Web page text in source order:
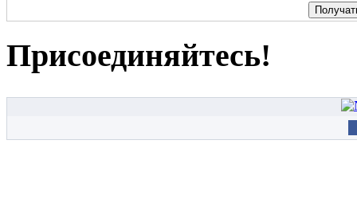
Присоединяйтесь!